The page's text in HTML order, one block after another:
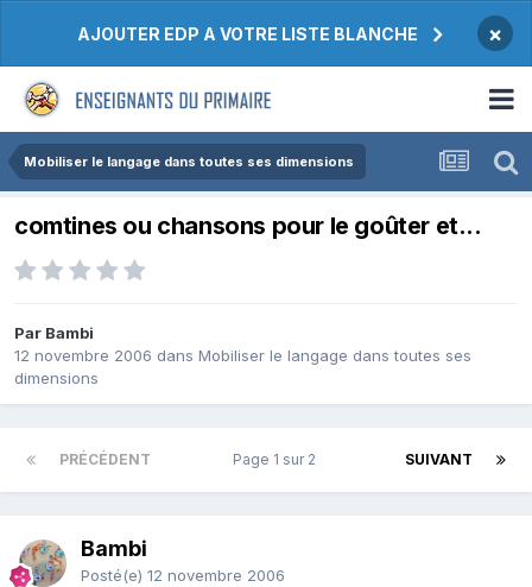
AJOUTER EDP A VOTRE LISTE BLANCHE ×
Mobiliser le langage dans toutes ses dimensions
comtines ou chansons pour le goûter et...
Par Bambi
12 novembre 2006 dans Mobiliser le langage dans toutes ses
dimensions
PRÉCÉDENT SUIVANT
Page 1 sur 2
Bambi
Posté(e) 12 novembre 2006